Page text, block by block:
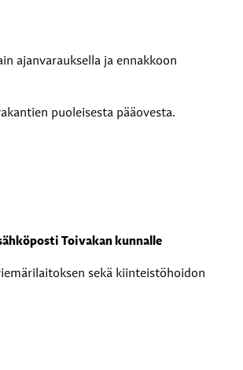
ajanvarauksella ja ennakkoon
puoleisesta pääovesta.
Toivakan kunnalle
sekä kiinteistöhoidon